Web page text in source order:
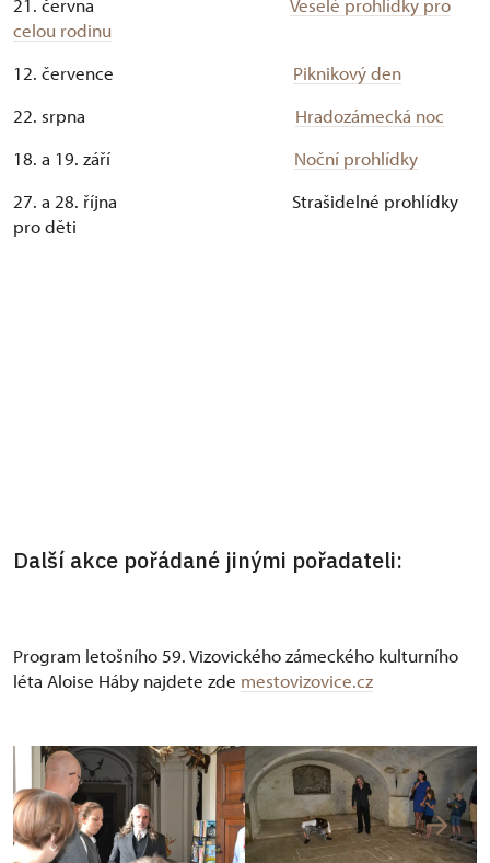
21. června Veselé prohlídky pro
celou rodinu
12. července Piknikový den
22. srpna Hradozámecká noc
18. a 19. září Noční prohlídky
27. a 28. října Strašidelné prohlídky
pro děti
Další akce pořádané jinými pořadateli:
Program letošního 59. Vizovického zámeckého kulturního
léta Aloise Háby najdete zde mestovizovice.cz